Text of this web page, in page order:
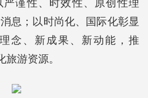
严谨性、时效性、原创性理
息；以时尚化、国际化彰显
念、新成果、新动能，推
旅游资源。